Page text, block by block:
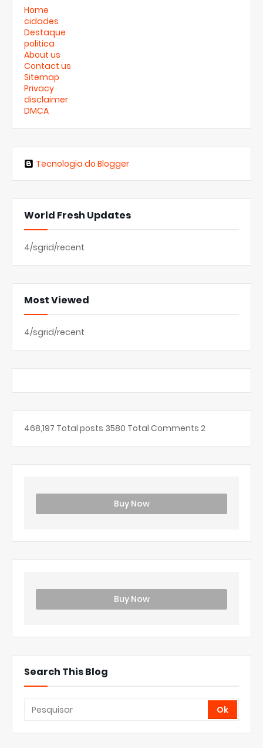
Home
cidades
Destaque
politica
About us
Contact us
Sitemap
Privacy
disclaimer
DMCA
Tecnologia do Blogger
World Fresh Updates
4/sgrid/recent
Most Viewed
4/sgrid/recent
468,197 Total posts 3580 Total Comments 2
Buy Now
Buy Now
Search This Blog